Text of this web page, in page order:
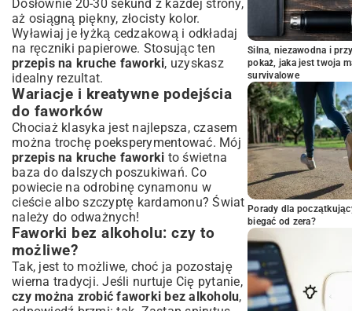
Dosłownie 20-30 sekund z każdej strony,
aż osiągną piękny, złocisty kolor.
Wyławiaj je łyżką cedzakową i odkładaj
na ręczniki papierowe. Stosując ten
przepis na kruche faworki, uzyskasz
idealny rezultat.
Wariacje i kreatywne podejścia
do faworków
Chociaż klasyka jest najlepsza, czasem
można trochę poeksperymentować. Mój
przepis na kruche faworki to świetna
baza do dalszych poszukiwań. Co
powiecie na odrobinę cynamonu w
cieście albo szczyptę kardamonu? Świat
należy do odważnych!
Faworki bez alkoholu: czy to
możliwe?
Tak, jest to możliwe, choć ja pozostaję
wierna tradycji. Jeśli nurtuje Cię pytanie,
czy można zrobić faworki bez alkoholu,
Silna, niezawodna i
pokaż, jaka jest twoja
survivalowe
Porady dla
biegać od zera?